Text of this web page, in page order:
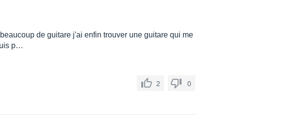
de guitare j'ai enfin trouver une guitare qui me
p…
2 0